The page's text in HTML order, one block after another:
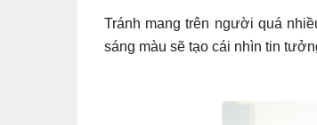
Tránh mang trên người quá
sáng màu sẽ tạo cái nhìn tin